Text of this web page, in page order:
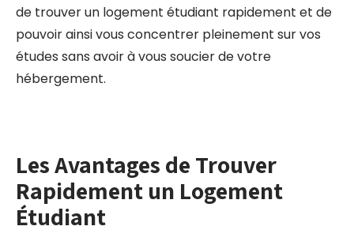
de trouver un logement étudiant rapidement et de
pouvoir ainsi vous concentrer pleinement sur vos
études sans avoir à vous soucier de votre
hébergement.
Les Avantages de Trouver
Rapidement un Logement
Étudiant